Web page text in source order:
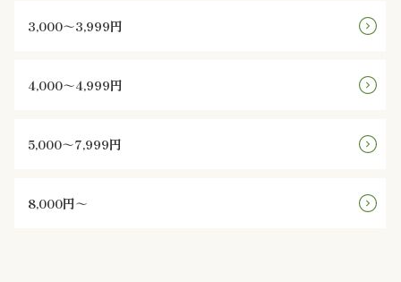
様
お
3,000～3,999円
4,000～4,999円
5,000～7,999円
8,000円～